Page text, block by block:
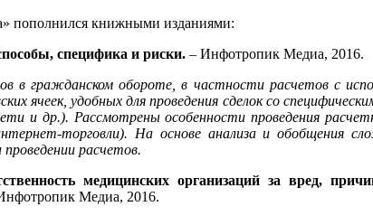
пополнился книжными изданиями:
специфика и риски. – Инфотропик Медиа, 2016.
в гражданском обороте, в частности расчетов с
ячеек, удобных для проведения сделок со
и др.). Рассмотрены особенности проведения
торговли). На основе анализа и обобщения
расчетов.
медицинских организаций за вред,
Медиа, 2016.